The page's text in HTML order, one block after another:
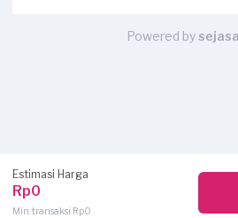
Powered by
Estimasi Harga
Rp0
Min. transaksi Rp0